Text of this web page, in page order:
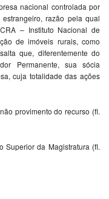
nacional controlada por
razão pela qual
– Instituto Nacional de
de imóveis rurais, como
que, diferentemente do
Permanente, sua sócia
cuja totalidade das ações
provimento do recurso (fl.
Superior da Magistratura (fl.